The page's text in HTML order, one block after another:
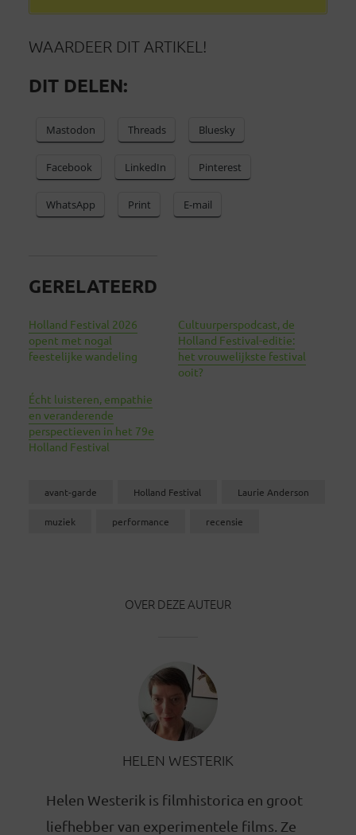
WAARDEER DIT ARTIKEL!
DIT DELEN:
Mastodon Threads Bluesky
Facebook LinkedIn Pinterest
WhatsApp Print E-mail
GERELATEERD
Holland Festival 2026
opent met nogal
feestelijke wandeling
Cultuurperspodcast, de
Holland Festival-editie:
het vrouwelijkste festival
ooit?
Écht luisteren, empathie
en veranderende
perspectieven in het 79e
Holland Festival
avant-garde Holland Festival Laurie Anderson
muziek performance recensie
OVER DEZE AUTEUR
HELEN WESTERIK
Helen Westerik is filmhistorica en groot
liefhebber van experimentele films. Ze